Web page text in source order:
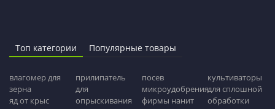
Топ категории Популярные товары
влагомер для
зерна
яд от крыс
прилипатель
для
опрыскивания
посев
микроудобрения
фирмы нанит
культиваторы
для сплошной
обработки